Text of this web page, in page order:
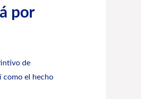
por
de
como el hecho